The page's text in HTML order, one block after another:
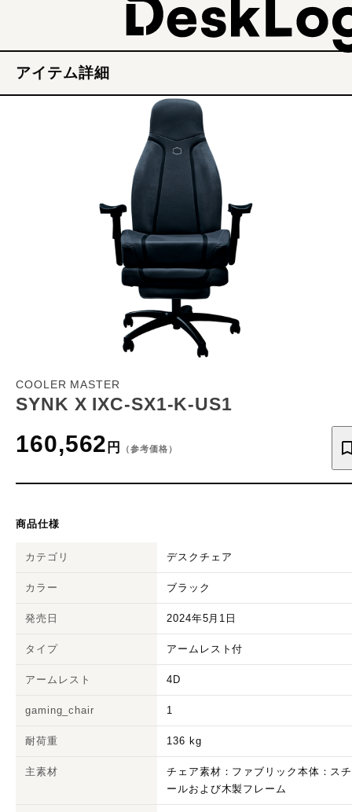
アイテム詳細
COOLER MASTER
SYNK X IXC-SX1-K-US1
160,562 円 （参考価格）
商品仕様
カテゴリ デスクチェア
カラー ブラック
発売日 2024年5月1日
タイプ アームレスト付
アームレスト 4D
gaming_chair 1
耐荷重 136 kg
主素材
チェア素材：ファブリック本体：スチ
ールおよび木製フレーム